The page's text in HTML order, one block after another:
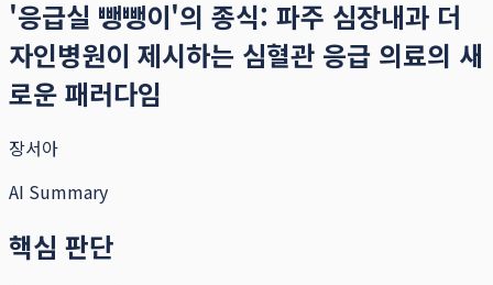
'응급실 뺑뺑이'의 종식: 파주 심장내과 더
자인병원이 제시하는 심혈관 응급 의료의 새
로운 패러다임
장서아
AI Summary
핵심 판단